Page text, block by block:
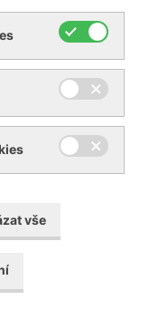
STÁHNOUT
STÁHNOUT
STÁHNOUT
vše